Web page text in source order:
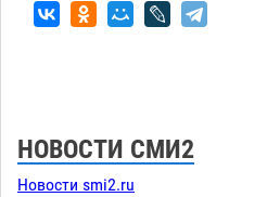
НОВОСТИ СМИ2
Новости smi2.ru